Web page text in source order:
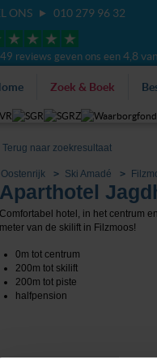
ONS 010 279 96 32
reviews geven ons een 4,8
Zoek & Boek
naar zoekresultaat
Oostenrijk Ski Amadé
Aparthotel
Comfortabel hotel, in het centrum
meter van de skilift in Filzmoos!
0m tot centrum
200m tot skilift
200m tot piste
halfpension